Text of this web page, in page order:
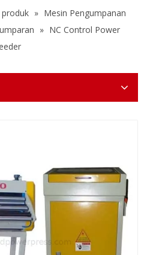
produk » Mesin Pengumpanan
» NC Control Power